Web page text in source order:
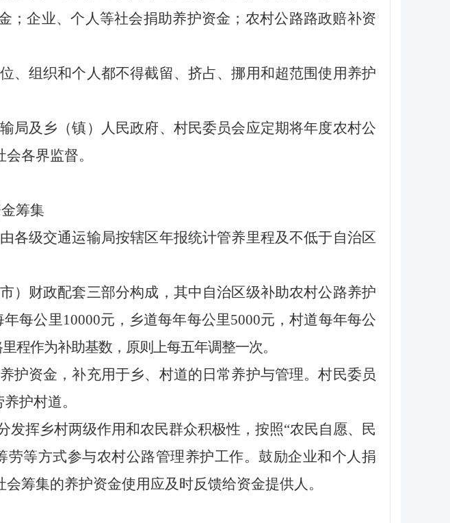
；企业、个人等社会捐助养护资金；农村公路路政赔补资
位、组织和个人都不得截留、挤占、挪用和超范围使用养护
局及乡（镇）人民政府、村民委员会应定期将年度农村公
各界监督。
筹集
各级交通运输局按辖区年报统计管养里程及不低于自治区
）财政配套三部分构成，其中自治区级补助农村公路养护
每公里10000元，乡道每年每公里5000元，村道每年每公
程作为补助基数，原则上每五年调整一次。
护资金，补充用于乡、村道的日常养护与管理。村民委员
护村道。
挥乡村两级作用和农民群众积极性，按照“农民自愿、民
等方式参与农村公路管理养护工作。鼓励企业和个人捐
筹集的养护资金使用应及时反馈给资金提供人。